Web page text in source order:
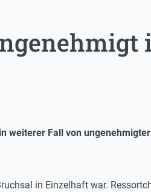
weiterer Fall von
in Einzelhaft war.